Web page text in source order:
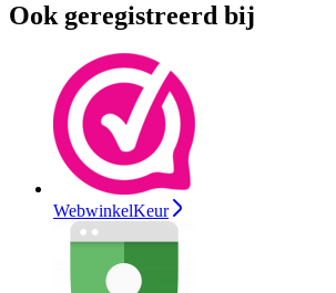
Ook geregistreerd bij
WebwinkelKeur